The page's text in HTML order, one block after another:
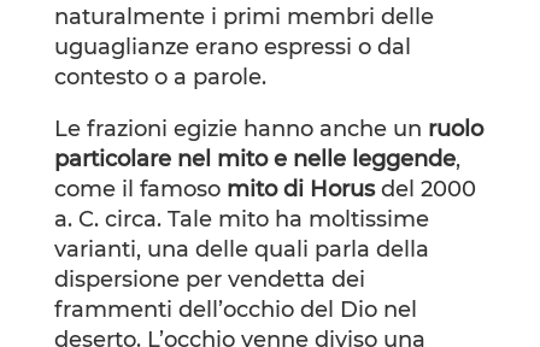
naturalmente i primi membri delle
uguaglianze erano espressi o dal
contesto o a parole.
Le frazioni egizie hanno anche un ruolo
particolare nel mito e nelle leggende,
come il famoso mito di Horusdel 2000
a. C. circa. Tale mito ha moltissime
varianti, una delle quali parla della
dispersione per vendetta dei
frammenti dell’occhio del Dio nel
deserto. L’occhio venne diviso una